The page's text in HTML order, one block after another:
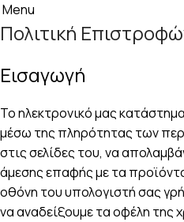
Menu
Πολιτική
Εισαγωγή
Το ηλεκτρονικό μας
μέσω της πληρότητας των
στις σελίδες του, να
άμεσης επαφής με τα
οθόνη του υπολογιστή σας
να αναδείξουμε τα οφέλη της